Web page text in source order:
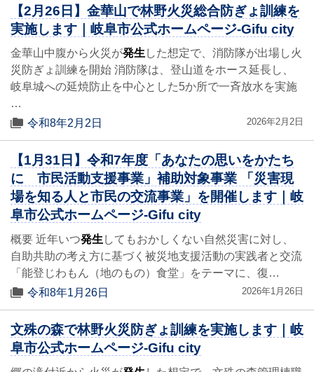
【2月26日】金華山で林野火災総合防ぎょ訓練を
実施します｜岐阜市公式ホームページ-Gifu city
金華山中腹から火災が発生 した想定で、消防隊が出場し火
災防ぎょ訓練を開始 消防隊は、登山道をホース延長し、
岐阜城への延焼防止を中心とした5か所で一斉放水を実施
…
令和8年2月2日
2026年2月2日
【1月31日】令和7年度「あなたの思いをかたち
に 市民活動支援事業」補助対象事業 「災害現
場を知る人と市民の交流事業」を開催します｜岐
阜市公式ホームページ-Gifu city
概要 近年いつ発生 してもおかしくない自然災害に対し、
自助共助の考え方に基づく被災地支援活動の実践者と交流
「能登じわもん（地のもの）食堂」をテーマに、復…
令和8年1月26日
2026年1月26日
文殊の森で林野火災防ぎょ訓練を実施します｜岐
阜市公式ホームページ-Gifu city